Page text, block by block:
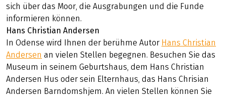
sich über das Moor, die Ausgrabungen und die Funde
informieren können.
Hans Christian Andersen
In Odense wird Ihnen der berühme Autor Hans Christian
Andersen an vielen Stellen begegnen. Besuchen Sie das
Museum in seinem Geburtshaus, dem Hans Christian
Andersen Hus oder sein Elternhaus, das Hans Chrisian
Andersen Barndomshjem. An vielen Stellen können Sie